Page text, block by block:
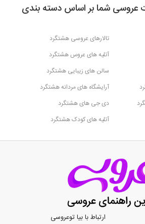
شما بر اساس دسته بندی
تالارهای عروسی هشتگرد
آتلیه های عروس هشتگرد
سالن های زیبایی هشتگرد
آرایشگاه های مردانه هشتگرد
دی جی های هشتگرد
آتلیه های کودک هشتگرد
ارتباط با بیا توعروسی